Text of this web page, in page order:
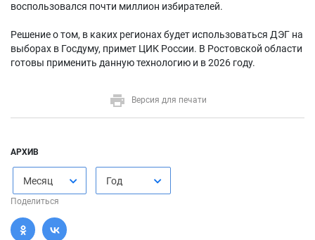
воспользовался почти миллион избирателей.
Решение о том, в каких регионах будет использоваться ДЭГ на
выборах в Госдуму, примет ЦИК России. В Ростовской области
готовы применить данную технологию и в 2026 году.
Версия для печати
АРХИВ
Месяц Год
Поделиться